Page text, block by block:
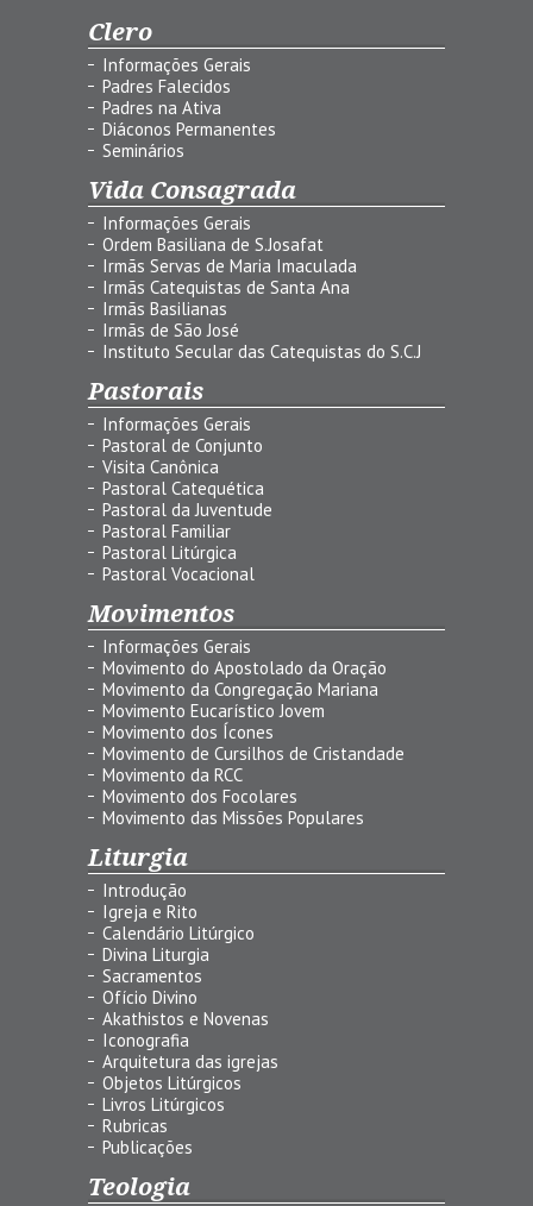
Clero
Informações Gerais
Padres Falecidos
Padres na Ativa
Diáconos Permanentes
Seminários
Vida Consagrada
Informações Gerais
Ordem Basiliana de S.Josafat
Irmãs Servas de Maria Imaculada
Irmãs Catequistas de Santa Ana
Irmãs Basilianas
Irmãs de São José
Instituto Secular das Catequistas do S.C.J
Pastorais
Informações Gerais
Pastoral de Conjunto
Visita Canônica
Pastoral Catequética
Pastoral da Juventude
Pastoral Familiar
Pastoral Litúrgica
Pastoral Vocacional
Movimentos
Informações Gerais
Movimento do Apostolado da Oração
Movimento da Congregação Mariana
Movimento Eucarístico Jovem
Movimento dos Ícones
Movimento de Cursilhos de Cristandade
Movimento da RCC
Movimento dos Focolares
Movimento das Missões Populares
Liturgia
Introdução
Igreja e Rito
Calendário Litúrgico
Divina Liturgia
Sacramentos
Ofício Divino
Akathistos e Novenas
Iconografia
Arquitetura das igrejas
Objetos Litúrgicos
Livros Litúrgicos
Rubricas
Publicações
Teologia